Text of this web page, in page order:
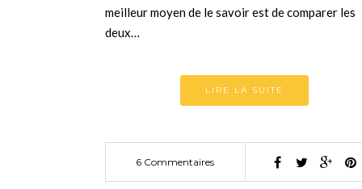
meilleur moyen de le savoir est de comparer les
deux…
LIRE LA SUITE
6 Commentaires